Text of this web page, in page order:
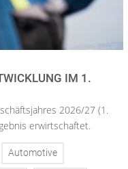
IM 1.
2026/27 (1.
erwirtschaftet.
Automotive